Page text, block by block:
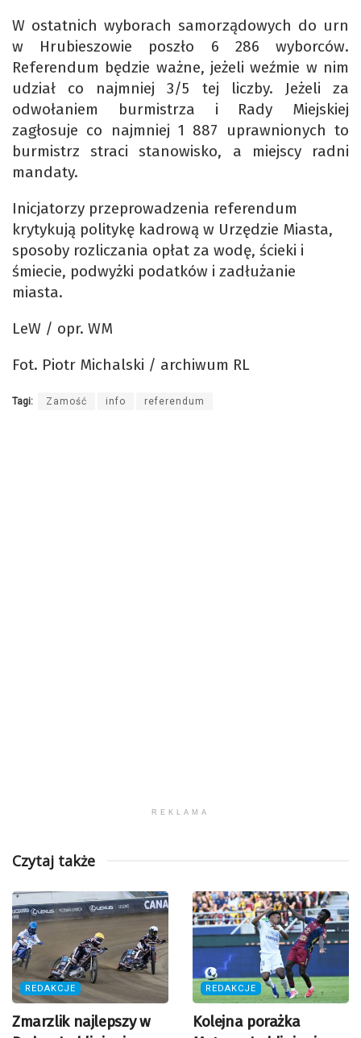
W ostatnich wyborach samorządowych do urn
w Hrubieszowie poszło 6 286 wyborców.
Referendum będzie ważne, jeżeli weźmie w nim
udział co najmniej 3/5 tej liczby. Jeżeli za
odwołaniem burmistrza i Rady Miejskiej
zagłosuje co najmniej 1 887 uprawnionych to
burmistrz straci stanowisko, a miejscy radni
mandaty.
Inicjatorzy przeprowadzenia referendum
krytykują politykę kadrową w Urzędzie Miasta,
sposoby rozliczania opłat za wodę, ścieki i
śmiecie, podwyżki podatków i zadłużanie
miasta.
LeW / opr. WM
Fot. Piotr Michalski / archiwum RL
Tagi: Zamość info referendum
REKLAMA
Czytaj także
REDAKCJE
Zmarzlik najlepszy w
REDAKCJE
Kolejna porażka